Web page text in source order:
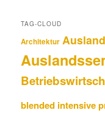
TAG-CLOUD
Architektur
blended intensive